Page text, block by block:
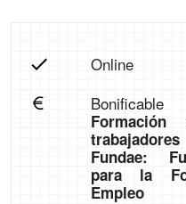
Online
Bonificable
Formación
Fundae:
para la
Empleo